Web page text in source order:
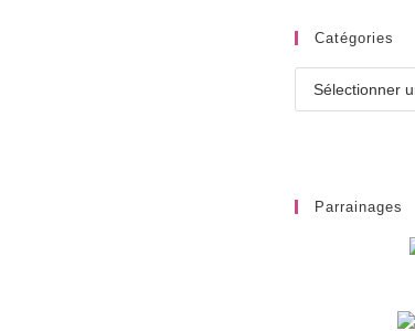
Catégories
Parrainages